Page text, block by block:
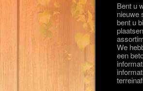
Bent u
nieuwe
bent u
We
een